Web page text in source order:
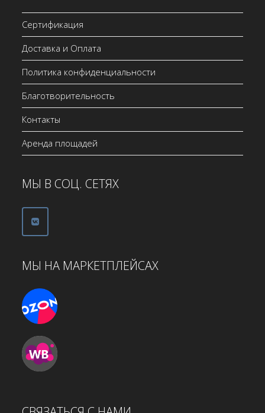
Сертификация
Доставка и Оплата
Политика конфиденциальности
Благотворительность
Контакты
Аренда площадей
МЫ В СОЦ. СЕТЯХ
МЫ НА МАРКЕТПЛЕЙСАХ